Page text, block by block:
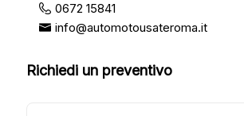
0672 15841
info@automotousateroma.it
Richiedi un preventivo